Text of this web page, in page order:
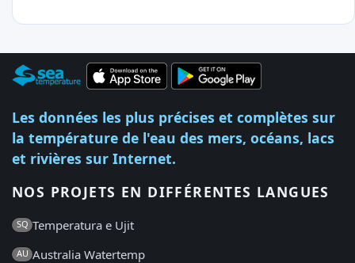
Les données les plus précises et complètes sur
la température de l'eau des mers, océans, lacs
et rivières sur Internet.
NOS PROJETS EN DIFFÉRENTES LANGUES
SQ Temperatura e Ujit
AU Australia Watertemp